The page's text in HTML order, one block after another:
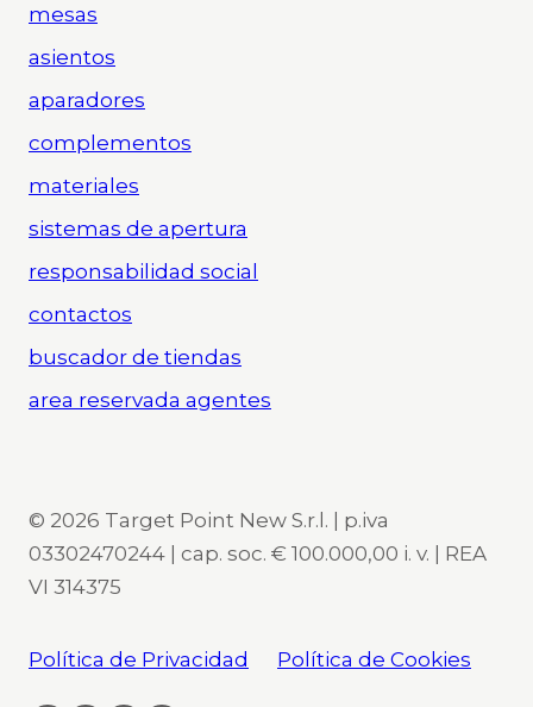
mesas
asientos
aparadores
complementos
materiales
sistemas de apertura
responsabilidad social
contactos
buscador de tiendas
area reservada agentes
© 2026 Target Point New S.r.l. | p.iva
03302470244 | cap. soc. € 100.000,00 i. v. | REA
VI 314375
Política de Privacidad Política de Cookies